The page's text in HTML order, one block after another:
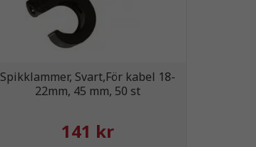
Spikklammer, Svart,För kabel 18-
22mm, 45 mm, 50 st
141 kr